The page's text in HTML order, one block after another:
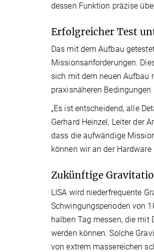
dessen Funktion präzise
Erfolgreicher Test
Das mit dem Aufbau
Missionsanforderungen.
sich mit dem neuen Aufbau
praxisnäheren
„Es ist entscheidend, alle
Gerhard Heinzel, Leiter der
dass die aufwändige
können wir an der Hardware
Zukünftige
LISA wird niederfrequente
Schwingungsperioden von
halben Tag messen, die mit
werden können. Solche
von extrem massereichen